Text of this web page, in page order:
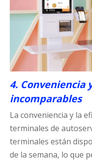
4. Conveniencia
incomparables
La conveniencia y la
terminales de
terminales están
de la semana, lo que